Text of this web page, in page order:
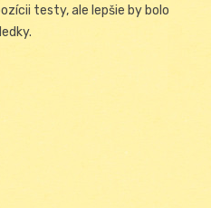
testy, ale lepšie by bolo